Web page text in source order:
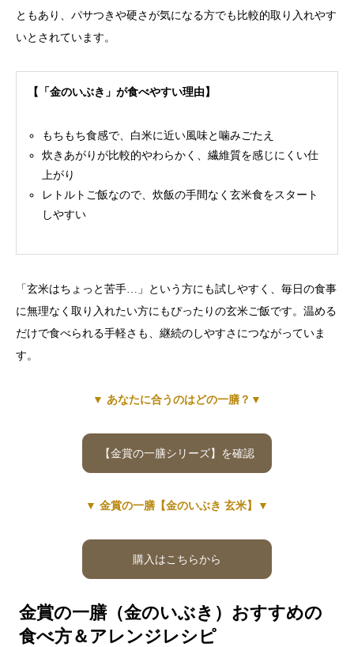
ともあり、パサつきや硬さが気になる方でも比較的取り入れやす
いとされています。
【 「金のいぶき」が食べやすい理由】
もちもち食感で、白米に近い風味と噛みごたえ
炊きあがりが比較的やわらかく、繊維質を感じにくい仕
上がり
レトルトご飯なので、炊飯の手間なく玄米食をスタート
しやすい
「玄米はちょっと苦手…」という方にも試しやすく、毎日の食事
に無理なく取り入れたい方にもぴったりの玄米ご飯です。温める
だけで食べられる手軽さも、継続のしやすさにつながっていま
す。
▼ あなたに合うのはどの一膳？▼
【金賞の一膳シリーズ】を確認
▼ 金賞の一膳【金のいぶき 玄米】▼
購入はこちらから
金賞の一膳（金のいぶき）おすすめの
食べ方＆アレンジレシピ